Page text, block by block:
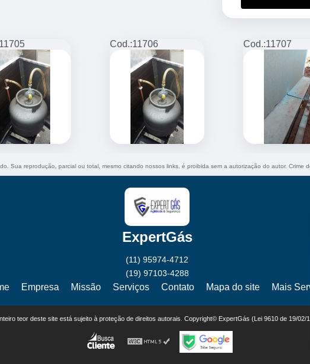
11705 Cod.:11706 Cod.:11707
Sua reprodução, parcial ou total, mesmo citando nossos links, é proibida sem a autorização do autor.
ExpertGás
(11) 95974-4712
(19) 97103-4288
Empresa Missão Serviços Contato Mapa do site Mais
teor deste site está sujeito à proteção de direitos autorais. Copyright© ExpertGás (Lei 9610 de 19/02/